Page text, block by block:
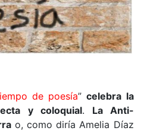
de poesía”celebra la
y coloquial. La Anti-
o, como diría Amelia Díaz